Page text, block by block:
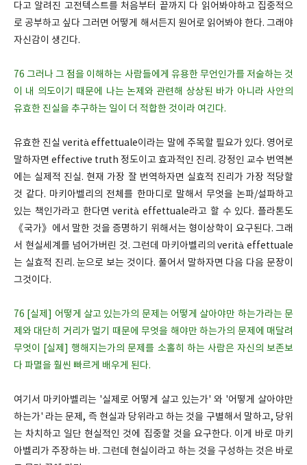
다고 알려진 고전텍스트를 처음부터 끝까지 다 읽어봐야하고 집중적으
로 공부하고 싶다 그러면 어떻게 해서든지 원어로 읽어봐야 한다. 그래야
자신감이 생긴다.
76 그러나 그 점을 이해하는 사람들에게 유용한 무언인가를 저술하는 것
이 내 의도이기 때문에 나는 논제와 관련해 상상된 바가 아니라 사안의
유효한 진실을 추구하는 일이 더 적합한 것이라 여긴다.
유효한 진실 verità effettuale이라는 말에 주목할 필요가 있다. 영어로
말하자면 effective truth 정도이고 효과적인 진리. 강정인 교수 번역본
에는 실제적 진실. 현재 가장 잘 번역하자면 실효적 진리가 가장 적당할
것 같다. 마키아벨리의 전체를 한마디로 말해서 무엇을 논파/설파하고
있는 책인가라고 한다면 verità effettuale라고 할 수 있다. 플라톤도
《국가》에서 말한 것을 증명하기 위해서는 형이상학이 요구된다. 그래
서 현실세계를 넘어가버린 것. 그런데 마키아벨리의 verità effettuale
는 실효적 진리. 눈으로 보는 것이다. 풀어서 말하자면 다음 다음 문장이
그것이다.
76 [실제] 어떻게 살고 있는가의 문제는 어떻게 살아야만 하는가라는 문
제와 대단히 거리가 멀기 때문에 무엇을 해야만 하는가의 문제에 매달려
무엇이 [실제] 행해지는가의 문제를 소홀히 하는 사람은 자신의 보존보
다 파멸을 훨씬 빠르게 배우게 된다.
여기서 마키아벨리는 '실제로 어떻게 살고 있는가' 와 '어떻게 살아야만
하는가' 라는 문제, 즉 현실과 당위라고 하는 것을 구별해서 말하고, 당위
는 차치하고 일단 현실적인 것에 집중할 것을 요구한다. 이게 바로 마키
아벨리가 주장하는 바. 그런데 현실이라고 하는 것을 구성하는 것은 바로